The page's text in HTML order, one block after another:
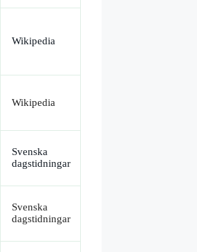
Wikipedia
Wikipedia
Svenska
dagstidningar
Svenska
dagstidningar